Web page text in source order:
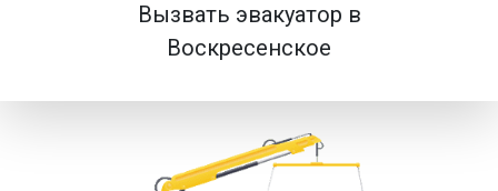
Вызвать эвакуатор в
Воскресенское